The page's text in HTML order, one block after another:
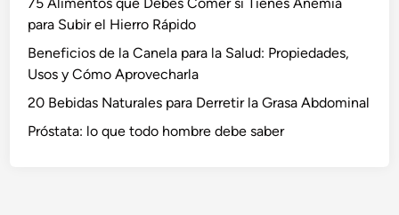
para Subir el Hierro Rápido
Beneficios de la Canela para la Salud: Propiedades,
Usos y Cómo Aprovecharla
20 Bebidas Naturales para Derretir la Grasa Abdominal
Próstata: lo que todo hombre debe saber